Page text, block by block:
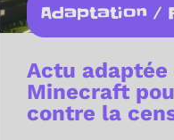
Adaptation /
Actu
Minecraft
contre la